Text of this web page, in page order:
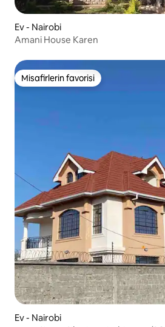
Ev - Nairobi
Amani House Karen
Misafirlerin favorisi
Misafirlerin favorisi
Ev - Nairobi